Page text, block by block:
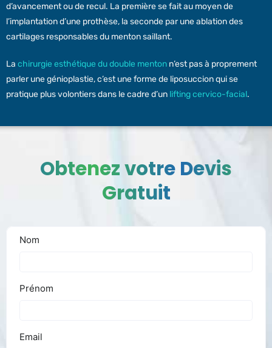
d’avancement ou de recul. La première se fait au moyen de
l’implantation d’une prothèse, la seconde par une ablation des
cartilages responsables du menton saillant.
La chirurgie esthétique du double menton n’est pas à proprement
parler une génioplastie, c’est une forme de liposuccion qui se
pratique plus volontiers dans le cadre d’un lifting cervico-facial.
Obtenez votre Devis
Gratuit